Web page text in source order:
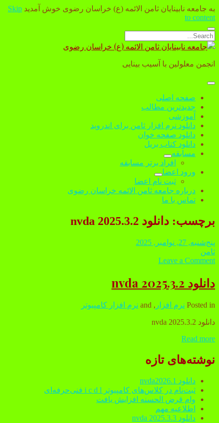
به جامعه نابینایان ثامن الائمه (ع) خراسان رضوی خوش آمدید Skip
to content
Open
search
bar
Search
جامعه
ثامن
(ع)
خراسان
رضوی
انجمن معلولین با آسیب بینایی
open
صفحه اصلی
جدیدترین مطالب
آموزشی
دانلود نرم افزار ثامن برای اندروید
دانلود صفحه خوان
دانلود کتاب بریل
مسابقه
open
dropdown
menu
افراد برتر مسابقه
ورود اعضا
open
dropdown
menu
ثبت نام اعضا
درباره جامعه ثامن الائمه خراسان رضوی
تماس با ما
برچسب: دانلود nvda 2025.3.2
پنج‌شنبه, 27, نوامبر, 2025
ثامن
Leave a Comment
دانلود nvda 2025.3.2
Posted in نرم افزار , and نرم افزار کامپیوتر
دانلود nvda 2025.3.2
Read moreدانلود
2025.3.2Sidebar
نوشته‌های تازه
دانلود nvda2026.1
ثبت‌نام در کلاس‌های کامپیوتر i c d l فنی‌حرفه‌ای
وام قرض الحسنه افزایش یافت
اطلاعیه مهم
دانلود nvda 2025.3.3